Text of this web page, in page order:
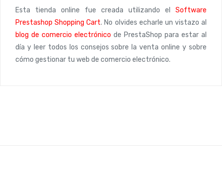
Esta tienda online fue creada utilizando el Software
Prestashop Shopping Cart. No olvides echarle un vistazo al
blog de comercio electrónico de PrestaShop para estar al
día y leer todos los consejos sobre la venta online y sobre
cómo gestionar tu web de comercio electrónico.